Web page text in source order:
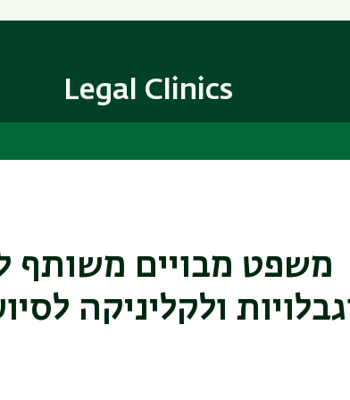
content
Navigation
Legal Clinics
משפט מבויים משותף
ולקליניקה